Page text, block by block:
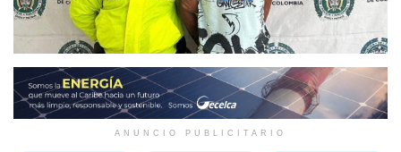
ANUNCIO PUBLICITARIO